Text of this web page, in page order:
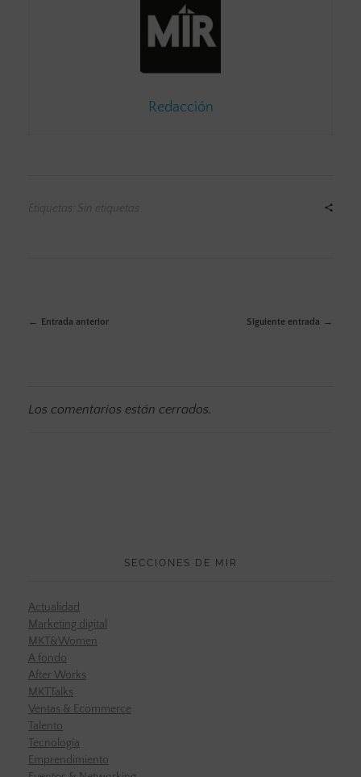
Redacción
Etiquetas: Sin etiquetas
Entrada anterior Siguiente entrada
Los comentarios están cerrados.
SECCIONES DE MIR
Actualidad
Marketing digital
MKT&Women
A fondo
After Works
MKTTalks
Ventas & Ecommerce
Talento
Tecnología
Emprendimiento